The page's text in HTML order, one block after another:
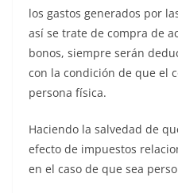
los gastos generados por
así se trate de compra de
bonos, siempre serán
con la condición de que el
persona física.
Haciendo la salvedad de
efecto de impuestos
en el caso de que sea